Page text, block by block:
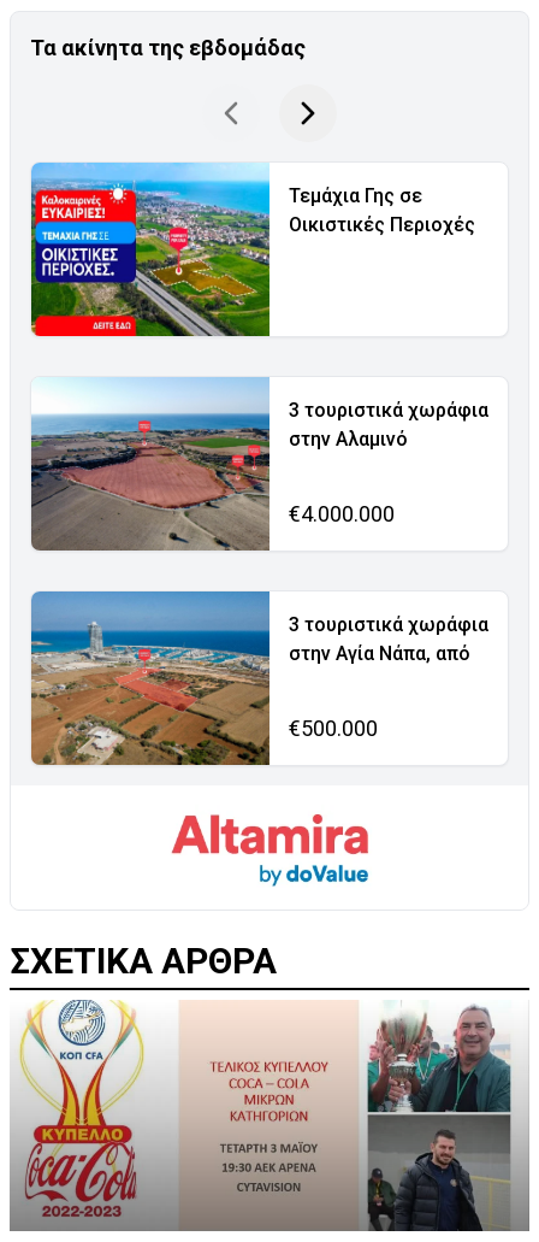
Τα ακίνητα της εβδομάδας
Τεμάχια Γης σε
Οικιστικές Περιοχές
3 τουριστικά χωράφια
στην Αλαμινό
€4.000.000
3 τουριστικά χωράφια
στην Αγία Νάπα, από
€500.000
ΣΧΕΤΙΚΑ ΑΡΘΡΑ